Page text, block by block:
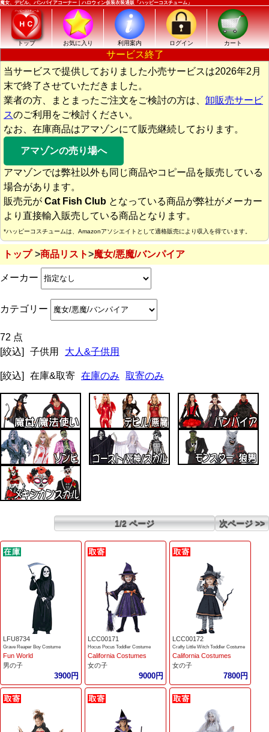
魔女、デビル、バンパイアコーナー｜ハロウィン仮装衣装通販「ハッピーコスチューム」
トップ お気に入り 利用案内 ログイン カート
サービス終了
当サービスで提供しておりました小売サービスは2026年2月
末で終了させていただきました。
業者の方、まとまったご注文をご検討の方は、 卸販売サービ
スのご利用をご検討ください。
なお、在庫商品はアマゾンにて販売継続しております。
アマゾンの売り場へ
アマゾンでは弊社以外も同じ商品やコピー品を販売している
場合があります。
販売元が Cat Fish Club となっている商品が弊社がメーカー
より直接輸入販売している商品となります。
*ハッピーコスチュームは、Amazonアソシエイトとして適格販売により収入を得ています。
トップ 商品リスト 魔女/悪魔/バンパイア
メーカー
カテゴリー
72 点
[絞込]
子供用 大人&子供用
[絞込] 在庫&取寄 在庫のみ 取寄のみ
1/2 ページ 次ページ >>
LFU8734
Grave Reaper Boy Costume
Fun World
男の子
3900円
LCC00171
Hocus Pocus Toddler Costume
California Costumes
女の子
9000円
LCC00172
Crafty Little Witch Toddler Costume
California Costumes
女の子
7800円